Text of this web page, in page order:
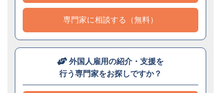
専門家に相談する（無料）
外国人雇用の紹介・支援を
行う専門家をお探しですか？